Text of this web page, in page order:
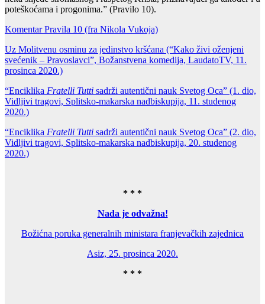
poteškoćama i progonima.” (Pravilo 10).
Komentar Pravila 10 (fra Nikola Vukoja)
Uz Molitvenu osminu za jedinstvo kršćana (“Kako živi oženjeni
svećenik – Pravoslavci”, Božanstvena komedija, LaudatoTV, 11.
prosinca 2020.)
“Enciklika Fratelli Tutti sadrži autentični nauk Svetog Oca” (1. dio,
Vidljivi tragovi, Splitsko-makarska nadbiskupija, 11. studenog
2020.)
“Enciklika Fratelli Tutti sadrži autentični nauk Svetog Oca” (2. dio,
Vidljivi tragovi, Splitsko-makarska nadbiskupija, 20. studenog
2020.)
* * *
Nada je odvažna!
Božićna poruka generalnih ministara franjevačkih zajednica
Asiz, 25. prosinca 2020.
* * *